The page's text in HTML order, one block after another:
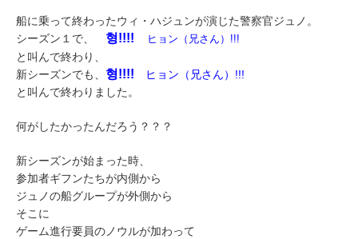
船に乗って終わったウィ・ハジュンが演じた警察官ジュノ。
シーズン１で、 형!!!! ヒョン（兄さん）!!!
と叫んで終わり、
新シーズンでも、 형!!!! ヒョン（兄さん）!!!
と叫んで終わりました。
何がしたかったんだろう？？？
新シーズンが始まった時、
参加者ギフンたちが内側から
ジュノの船グループが外側から
そこに
ゲーム進行要員のノウルが加わって